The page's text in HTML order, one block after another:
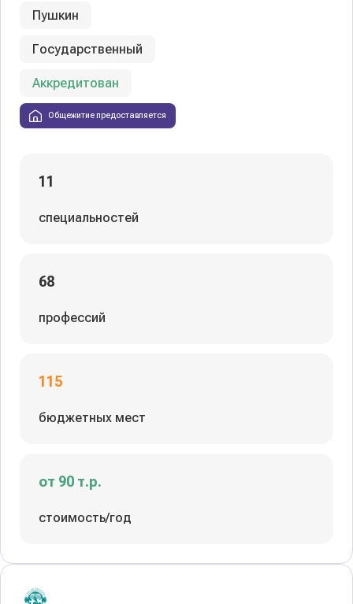
Пушкин
Государственный
Аккредитован
Общежитие предоставляется
11
специальностей
68
профессий
115
бюджетных мест
от 90 т.р.
стоимость/год